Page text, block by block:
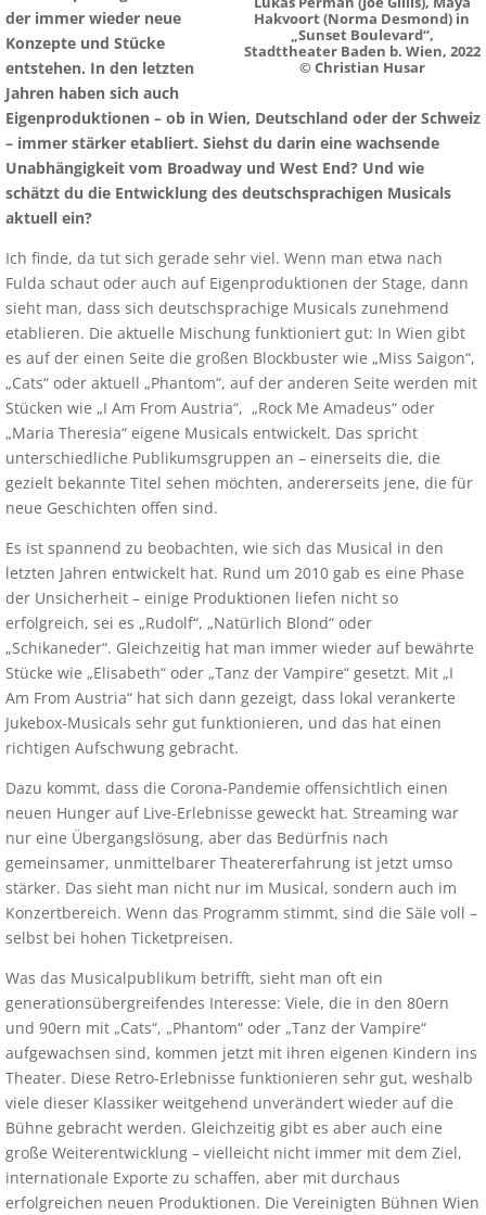
Hakvoort (Norma Desmond) in
„Sunset Boulevard“,
Stadttheater Baden b. Wien, 2022
© Christian Husar
der immer wieder neue
Konzepte und Stücke
entstehen. In den letzten
Jahren haben sich auch
Eigenproduktionen – ob in Wien, Deutschland oder der Schweiz
– immer stärker etabliert. Siehst du darin eine wachsende
Unabhängigkeit vom Broadway und West End? Und wie
schätzt du die Entwicklung des deutschsprachigen Musicals
aktuell ein?
Ich finde, da tut sich gerade sehr viel. Wenn man etwa nach
Fulda schaut oder auch auf Eigenproduktionen der Stage, dann
sieht man, dass sich deutschsprachige Musicals zunehmend
etablieren. Die aktuelle Mischung funktioniert gut: In Wien gibt
es auf der einen Seite die großen Blockbuster wie „Miss Saigon“,
„Cats“ oder aktuell „Phantom“, auf der anderen Seite werden mit
Stücken wie „I Am From Austria“, „Rock Me Amadeus“ oder
„Maria Theresia“ eigene Musicals entwickelt. Das spricht
unterschiedliche Publikumsgruppen an – einerseits die, die
gezielt bekannte Titel sehen möchten, andererseits jene, die für
neue Geschichten offen sind.
Es ist spannend zu beobachten, wie sich das Musical in den
letzten Jahren entwickelt hat. Rund um 2010 gab es eine Phase
der Unsicherheit – einige Produktionen liefen nicht so
erfolgreich, sei es „Rudolf“, „Natürlich Blond“ oder
„Schikaneder“. Gleichzeitig hat man immer wieder auf bewährte
Stücke wie „Elisabeth“ oder „Tanz der Vampire“ gesetzt. Mit „I
Am From Austria“ hat sich dann gezeigt, dass lokal verankerte
Jukebox-Musicals sehr gut funktionieren, und das hat einen
richtigen Aufschwung gebracht.
Dazu kommt, dass die Corona-Pandemie offensichtlich einen
neuen Hunger auf Live-Erlebnisse geweckt hat. Streaming war
nur eine Übergangslösung, aber das Bedürfnis nach
gemeinsamer, unmittelbarer Theatererfahrung ist jetzt umso
stärker. Das sieht man nicht nur im Musical, sondern auch im
Konzertbereich. Wenn das Programm stimmt, sind die Säle voll –
selbst bei hohen Ticketpreisen.
Was das Musicalpublikum betrifft, sieht man oft ein
generationsübergreifendes Interesse: Viele, die in den 80ern
und 90ern mit „Cats“, „Phantom“ oder „Tanz der Vampire“
aufgewachsen sind, kommen jetzt mit ihren eigenen Kindern ins
Theater. Diese Retro-Erlebnisse funktionieren sehr gut, weshalb
viele dieser Klassiker weitgehend unverändert wieder auf die
Bühne gebracht werden. Gleichzeitig gibt es aber auch eine
große Weiterentwicklung – vielleicht nicht immer mit dem Ziel,
internationale Exporte zu schaffen, aber mit durchaus
erfolgreichen neuen Produktionen. Die Vereinigten Bühnen Wien